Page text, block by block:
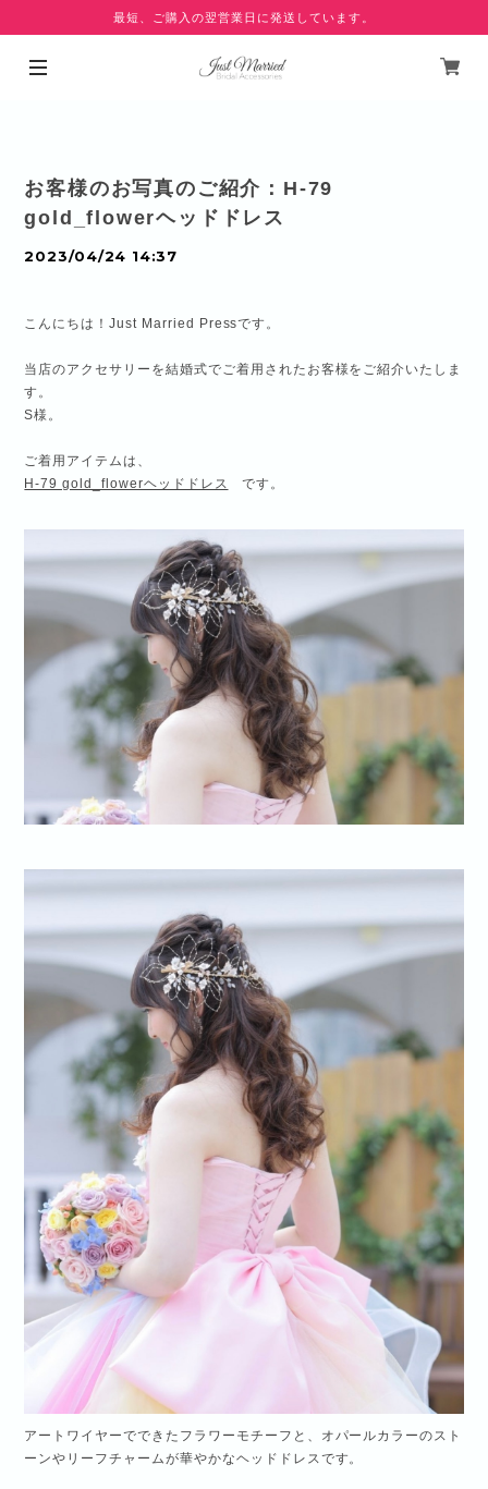
最短、ご購入の翌営業日に発送しています。
お客様のお写真のご紹介：H-79
gold_flowerヘッドドレス
2023/04/24 14:37
こんにちは！Just Married Pressです。
当店のアクセサリーを結婚式でご着用されたお客様をご紹介いたしま
す。
S様。
ご着用アイテムは、
H-79 gold_flowerヘッドドレス
です。
アートワイヤーでできたフラワーモチーフと、オパールカラーのスト
ーンやリーフチャームが華やかなヘッドドレスです。